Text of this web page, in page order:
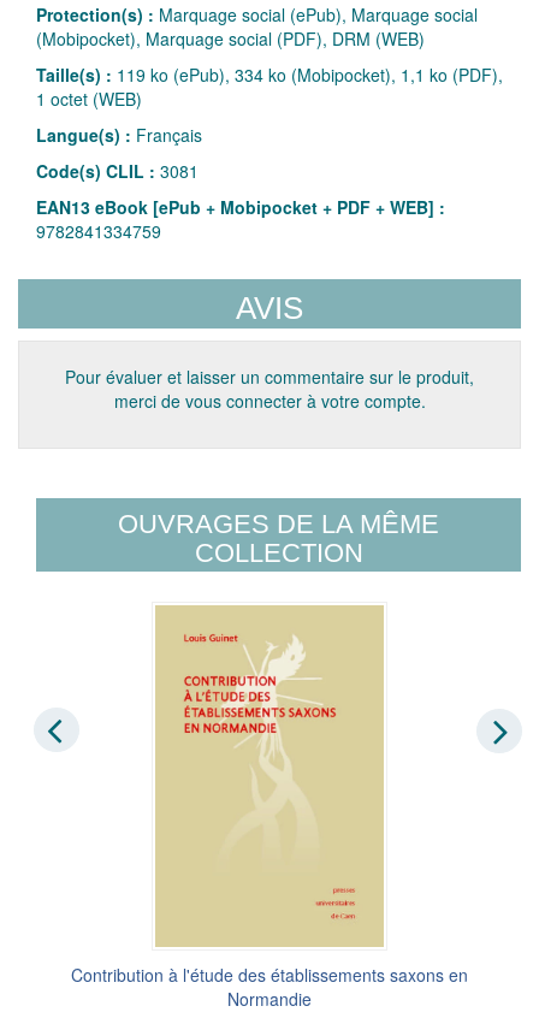
Protection(s) : Marquage social (ePub), Marquage social
(Mobipocket), Marquage social (PDF), DRM (WEB)
Taille(s) : 119 ko (ePub), 334 ko (Mobipocket), 1,1 ko (PDF),
1 octet (WEB)
Langue(s) : Français
Code(s) CLIL : 3081
EAN13 eBook [ePub + Mobipocket + PDF + WEB] :
9782841334759
AVIS
Pour évaluer et laisser un commentaire sur le produit,
merci de vous connecter à votre compte.
OUVRAGES DE LA MÊME
COLLECTION
Contribution à l'étude des établissements saxons en
Normandie